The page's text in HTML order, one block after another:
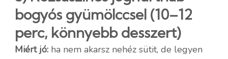
bogyós gyümölccsel (10–12
perc, könnyebb desszert)
Miért jó: ha nem akarsz nehéz sütit, de legyen